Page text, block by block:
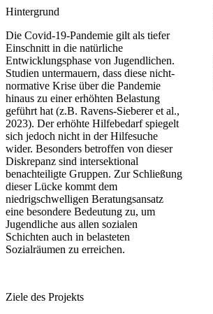
Hintergrund
Die Covid-19-Pandemie gilt als tiefer
Einschnitt in die natürliche
Entwicklungsphase von Jugendlichen.
Studien untermauern, dass diese nicht-
normative Krise über die Pandemie
hinaus zu einer erhöhten Belastung
geführt hat (z.B. Ravens-Sieberer et al.,
2023). Der erhöhte Hilfebedarf spiegelt
sich jedoch nicht in der Hilfesuche
wider. Besonders betroffen von dieser
Diskrepanz sind intersektional
benachteiligte Gruppen. Zur Schließung
dieser Lücke kommt dem
niedrigschwelligen Beratungsansatz
eine besondere Bedeutung zu, um
Jugendliche aus allen sozialen
Schichten auch in belasteten
Sozialräumen zu erreichen.
Ziele des Projekts